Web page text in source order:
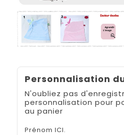
Personnalisation
N'oubliez pas
personnalisation pour
au panier
Prénom ICI.